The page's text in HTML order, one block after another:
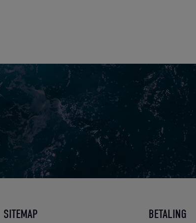
SITEMAP BETALING